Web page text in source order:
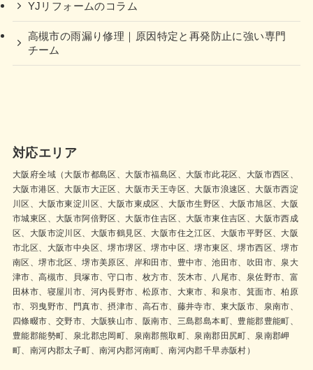
YJリフォームのコラム
高槻市の雨漏り修理｜原因特定と再発防止に強い専門
チーム
対応エリア
大阪府全域（大阪市都島区、大阪市福島区、大阪市此花区、大阪市西区、
大阪市港区、大阪市大正区、大阪市天王寺区、大阪市浪速区、大阪市西淀
川区、大阪市東淀川区、大阪市東成区、大阪市生野区、大阪市旭区、大阪
市城東区、大阪市阿倍野区、大阪市住吉区、大阪市東住吉区、大阪市西成
区、大阪市淀川区、大阪市鶴見区、大阪市住之江区、大阪市平野区、大阪
市北区、大阪市中央区、堺市堺区、堺市中区、堺市東区、堺市西区、堺市
南区、堺市北区、堺市美原区、岸和田市、豊中市、池田市、吹田市、泉大
津市、高槻市、貝塚市、守口市、枚方市、茨木市、八尾市、泉佐野市、富
田林市、寝屋川市、河内長野市、松原市、大東市、和泉市、箕面市、柏原
市、羽曳野市、門真市、摂津市、高石市、藤井寺市、東大阪市、泉南市、
四條畷市、交野市、大阪狭山市、阪南市、三島郡島本町、豊能郡豊能町、
豊能郡能勢町、泉北郡忠岡町、泉南郡熊取町、泉南郡田尻町、泉南郡岬
町、南河内郡太子町、南河内郡河南町、南河内郡千早赤阪村）